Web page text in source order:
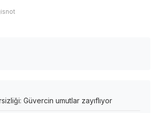
Güvercin umutlar zayıflıyor